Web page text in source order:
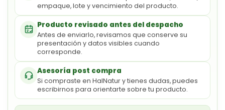
empaque, lote y vencimiento del producto.
Producto revisado antes del despacho
Antes de enviarlo, revisamos que conserve su
presentación y datos visibles cuando
corresponde.
Asesoría post compra
Si compraste en HalNatur y tienes dudas, puedes
escribirnos para orientarte sobre tu producto.